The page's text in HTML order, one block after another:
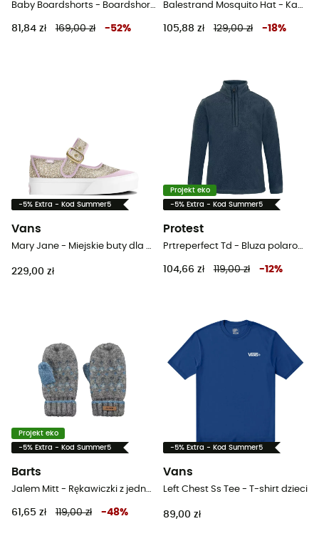
Baby Boardshorts - Boardshorts dziecięcy
81,84 zł 169,00 zł -52%
Balestrand Mosquito Hat - Kapelusz dziecięcy
105,88 zł 129,00 zł -18%
-5% Extra - Kod Summer5
Vans
Mary Jane - Miejskie buty dla dzieci
229,00 zł
Projekt eko
-5% Extra - Kod Summer5
Protest
Prtreperfect Td - Bluza polarowa dziecięca
104,66 zł 119,00 zł -12%
Projekt eko
-5% Extra - Kod Summer5
Barts
Jalem Mitt - Rękawiczki z jednym palcem dziecięce
61,65 zł 119,00 zł -48%
-5% Extra - Kod Summer5
Vans
Left Chest Ss Tee - T-shirt dzieci
89,00 zł